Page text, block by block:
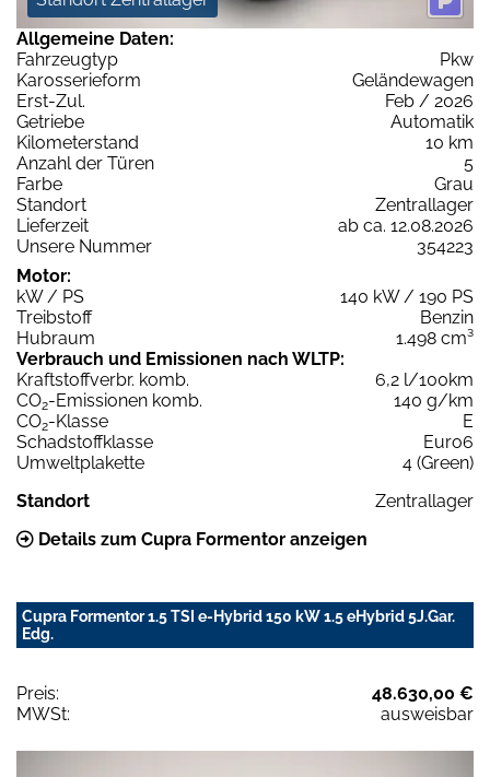
Allgemeine Daten:
Fahrzeugtyp
Pkw
Karosserieform
Geländewagen
Erst-Zul.
Feb / 2026
Getriebe
Automatik
Kilometerstand
10 km
Anzahl der Türen
5
Farbe
Grau
Standort
Zentrallager
Lieferzeit
ab ca. 12.08.2026
Unsere Nummer
354223
Motor:
kW / PS
140 kW / 190 PS
Treibstoff
Benzin
Hubraum
1.498 cm³
Verbrauch und Emissionen nach WLTP:
Kraftstoffverbr. komb.
6,2 l/100km
CO2-Emissionen komb.
140 g/km
CO2-Klasse
E
Schadstoffklasse
Euro6
Umweltplakette
4 (Green)
Standort
Zentrallager
Details zum Cupra Formentor anzeigen
Cupra Formentor 1.5 TSI e-Hybrid 150 kW 1.5 eHybrid 5J.Gar.
Edg.
Preis:
48.630,00 €
MWSt:
ausweisbar